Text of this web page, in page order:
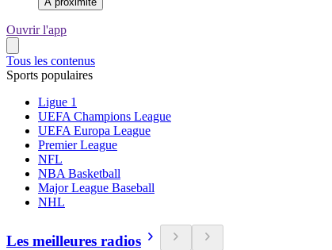
Ouvrir l'app
Tous les contenus
Sports populaires
Ligue 1
UEFA Champions League
UEFA Europa League
Premier League
NFL
NBA Basketball
Major League Baseball
NHL
Les meilleures radios